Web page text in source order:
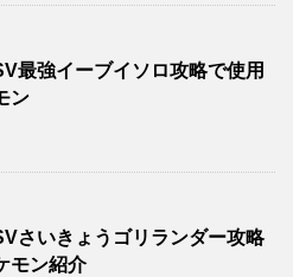
最強イーブイソロ攻略で使用
ン
さいきょうゴリランダー攻略
モン紹介